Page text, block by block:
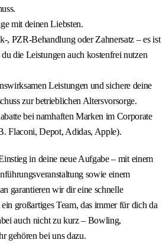
mit deinen Liebsten.
, PZR-Behandlung oder Zahnersatz – es ist
du die Leistungen auch kostenfrei nutzen
Leistungen und sichere deine
zur betrieblichen Altersvorsorge.
bei namhaften Marken im Corporate
Flaconi, Depot, Adidas, Apple).
in deine neue Aufgabe – mit einem
sowie einem
garantieren wir dir eine schnelle
großartiges Team, das immer für dich da
auch nicht zu kurz – Bowling,
gehören bei uns dazu.